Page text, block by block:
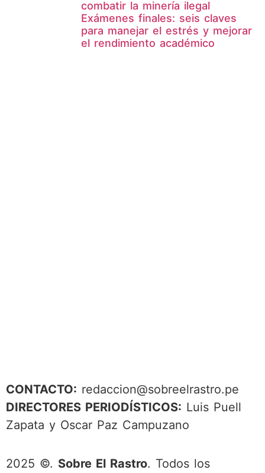
combatir la minería ilegal
Exámenes finales: seis claves
para manejar el estrés y mejorar
el rendimiento académico
CONTACTO: redaccion@sobreelrastro.pe
DIRECTORES PERIODÍSTICOS: Luis Puell
Zapata y Oscar Paz Campuzano
2025 ©. Sobre El Rastro. Todos los